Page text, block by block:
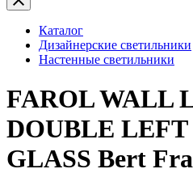
Каталог
Дизайнерские светильники
Настенные светильники
FAROL WALL
DOUBLE
GLASS Bert